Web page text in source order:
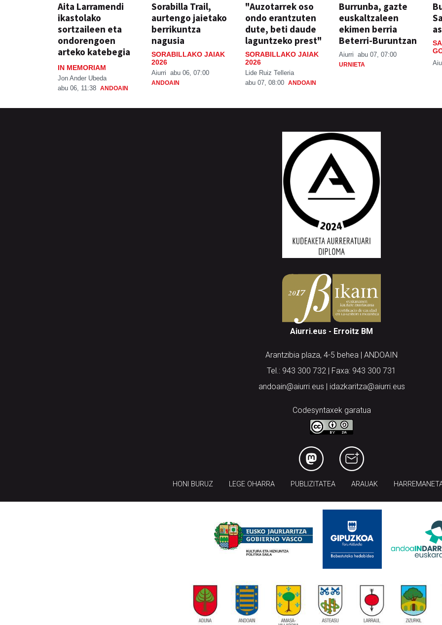
Aita Larramendi
ikastolako
sortzaileen eta
ondorengoen
arteko katebegia
IN MEMORIAM
Jon Ander Ubeda
abu 06, 11:38 ANDOAIN
Sorabilla Trail,
aurtengo jaietako
berrikuntza
nagusia
SORABILLAKO JAIAK
2026
Aiurri abu 06, 07:00
ANDOAIN
"Auzotarrek oso
ondo erantzuten
dute, beti daude
laguntzeko prest"
SORABILLAKO JAIAK
2026
Lide Ruiz Telleria
abu 07, 08:00 ANDOAIN
Burrunba, gazte
euskaltzaleen
ekimen berria
Beterri-Buruntzan
Aiurri abu 07, 07:00
URNIETA
Aiurri.eus - Erroitz BM
Arantzibia plaza, 4-5 behea | ANDOAIN
Tel.: 943 300 732 | Faxa: 943 300 731
andoain@aiurri.eus | idazkaritza@aiurri.eus
Codesyntaxek garatua
HONI BURUZ LEGE OHARRA PUBLIZITATEA ARAUAK